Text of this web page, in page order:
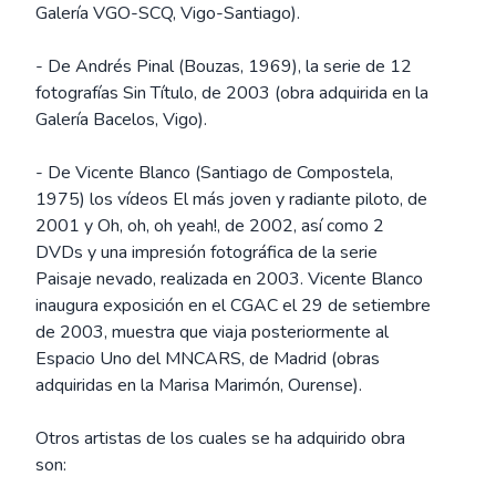
Galería VGO-SCQ, Vigo-Santiago).
- De Andrés Pinal (Bouzas, 1969), la serie de 12
fotografías Sin Título, de 2003 (obra adquirida en la
Galería Bacelos, Vigo).
- De Vicente Blanco (Santiago de Compostela,
1975) los vídeos El más joven y radiante piloto, de
2001 y Oh, oh, oh yeah!, de 2002, así como 2
DVDs y una impresión fotográfica de la serie
Paisaje nevado, realizada en 2003. Vicente Blanco
inaugura exposición en el CGAC el 29 de setiembre
de 2003, muestra que viaja posteriormente al
Espacio Uno del MNCARS, de Madrid (obras
adquiridas en la Marisa Marimón, Ourense).
Otros artistas de los cuales se ha adquirido obra
son: